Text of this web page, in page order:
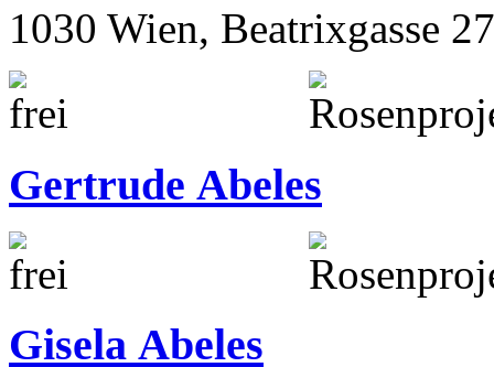
1030 Wien, Beatrixgasse
Gertrude Abeles
Gisela Abeles